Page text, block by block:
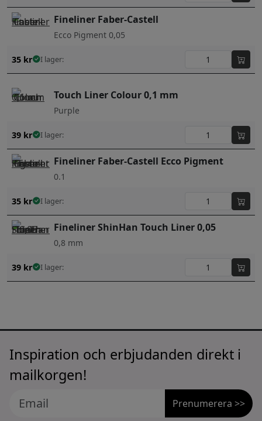
Fineliner Faber-Castell
Ecco Pigment 0,05
35 kr I lager:
Touch Liner Colour 0,1 mm
Purple
39 kr I lager:
Fineliner Faber-Castell Ecco Pigment
0.1
35 kr I lager:
Fineliner ShinHan Touch Liner 0,05
0,8 mm
39 kr I lager:
Inspiration och erbjudanden direkt i
mailkorgen!
Prenumerera >>